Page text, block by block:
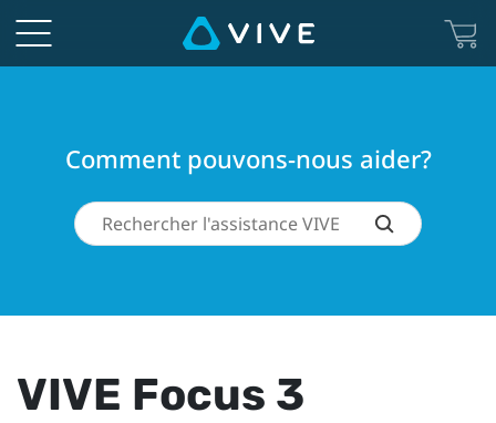
Comment pouvons-nous aider?
VIVE Focus 3